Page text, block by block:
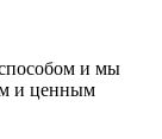
и мы
и ценным